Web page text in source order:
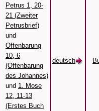
Petrus 1, 20-
21 (Zweiter
Petrusbrief)
und
Offenbarung
10, 6
(Offenbarung
des Johannes)
und 1. Mose
12, 11-13
(Erstes Buch
deutsch